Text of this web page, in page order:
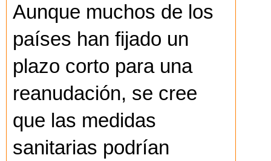
Aunque muchos de los
países han fijado un
plazo corto para una
reanudación, se cree
que las medidas
sanitarias podrían